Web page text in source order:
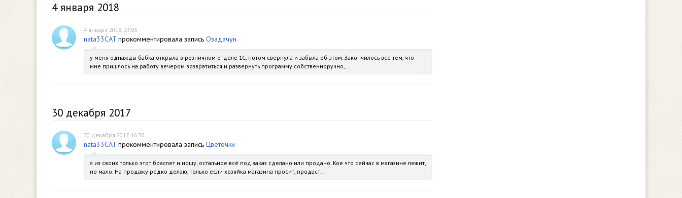
4 января 2018
4 января 2018, 23:05
nata33CAT прокомментировала запись Озадачун.
у меня однажды бабка открыла в розничном отделе 1С, потом свернула и забыла об этом. Закончилось всё тем, что
мне пришлось на работу вечером возвратиться и развернуть программу собственноручно,...
30 декабря 2017
30 декабря 2017, 16:30
nata33CAT прокомментировала запись Цветочки
я из своих только этот браслет и ношу, остальное всё под заказ сделано или продано. Кое что сейчас в магазине лежит,
но мало. На продажу редко делаю, только если хозяйка магазина просит, продаст...